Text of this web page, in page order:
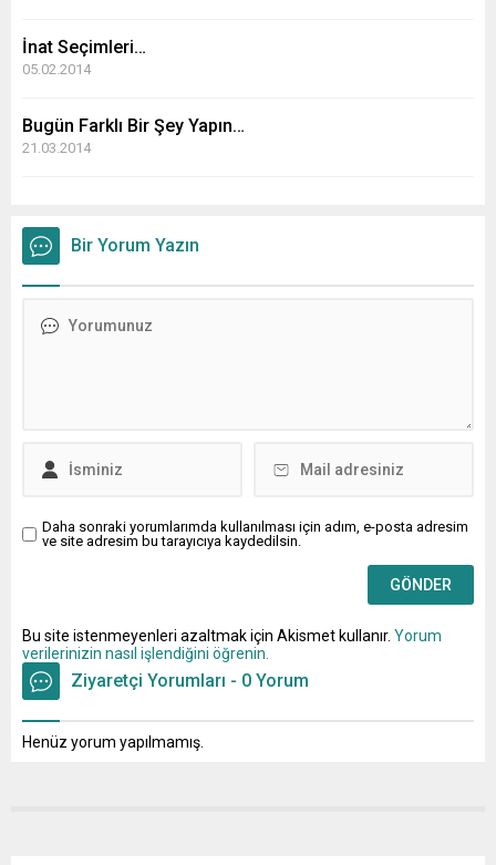
İnat Seçimleri…
05.02.2014
Bugün Farklı Bir Şey Yapın…
21.03.2014
Bir Yorum Yazın
Daha sonraki yorumlarımda kullanılması için adım, e-posta adresim
ve site adresim bu tarayıcıya kaydedilsin.
Bu site istenmeyenleri azaltmak için Akismet kullanır. Yorum
verilerinizin nasıl işlendiğini öğrenin.
Ziyaretçi Yorumları - 0 Yorum
Henüz yorum yapılmamış.